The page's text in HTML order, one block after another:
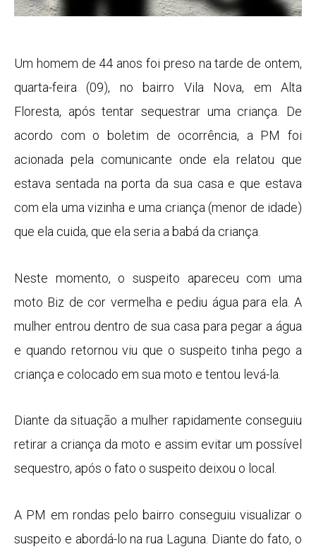
Um homem de 44 anos foi preso na tarde de ontem,
quarta-feira (09), no bairro Vila Nova, em Alta
Floresta, após tentar sequestrar uma criança. De
acordo com o boletim de ocorrência, a PM foi
acionada pela comunicante onde ela relatou que
estava sentada na porta da sua casa e que estava
com ela uma vizinha e uma criança (menor de idade)
que ela cuida, que ela seria a babá da criança.
Neste momento, o suspeito apareceu com uma
moto Biz de cor vermelha e pediu água para ela. A
mulher entrou dentro de sua casa para pegar a água
e quando retornou viu que o suspeito tinha pego a
criança e colocado em sua moto e tentou levá-la.
Diante da situação a mulher rapidamente conseguiu
retirar a criança da moto e assim evitar um possível
sequestro, após o fato o suspeito deixou o local.
A PM em rondas pelo bairro conseguiu visualizar o
suspeito e abordá-lo na rua Laguna. Diante do fato, o